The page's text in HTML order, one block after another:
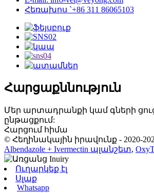
Հեռախոս `+86 311 86065103
Հարցաքննություն
Մեր արտադրանքի կամ գների
ընթացքում:
Հարցում հիմա
© Հեղինակային իրավունք - 2020-
Albendazole + Ivermectin պլանշետ,
Ուղարկեք էլ
Սլաք
Whatsapp